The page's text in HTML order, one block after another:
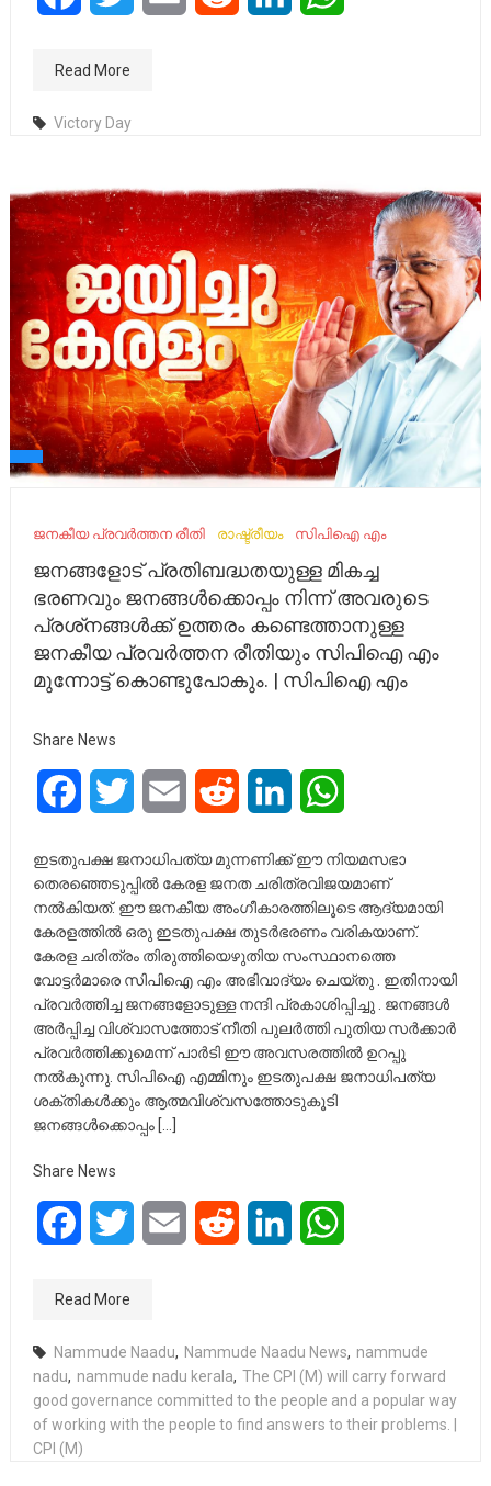
Read More
Victory Day
ജനകീയ പ്രവര്‍ത്തന രീതി രാഷ്ട്രീയം സിപിഐ എം
ജനങ്ങളോട്‌ പ്രതിബദ്ധതയുള്ള മികച്ച
ഭരണവും ജനങ്ങള്‍ക്കൊപ്പം നിന്ന്‌ അവരുടെ
പ്രശ്‌നങ്ങള്‍ക്ക്‌ ഉത്തരം കണ്ടെത്താനുള്ള
ജനകീയ പ്രവര്‍ത്തന രീതിയും സിപിഐ എം
മുന്നോട്ട്‌ കൊണ്ടുപോകും. | സിപിഐ എം
Share News
FacebookTwitter Email Reddit LinkedIn
ഇടതുപക്ഷ ജനാധിപത്യ മുന്നണിക്ക്‌ ഈ നിയമസഭാ
തെരഞ്ഞെടുപ്പില്‍ കേരള ജനത ചരിത്രവിജയമാണ്‌
നല്‍കിയത്‌. ഈ ജനകീയ അംഗീകാരത്തിലൂടെ ആദ്യമായി
കേരളത്തില്‍ ഒരു ഇടതുപക്ഷ തുടര്‍ഭരണം വരികയാണ്‌.
കേരള ചരിത്രം തിരുത്തിയെഴുതിയ സംസ്ഥാനത്തെ
വോട്ടര്‍മാരെ സിപിഐ എം അഭിവാദ്യം ചെയ്‌തു . ഇതിനായി
പ്രവര്‍ത്തിച്ച ജനങ്ങളോടുള്ള നന്ദി പ്രകാശിപ്പിച്ചു . ജനങ്ങള്‍
അര്‍പ്പിച്ച വിശ്വാസത്തോട്‌ നീതി പുലര്‍ത്തി പുതിയ സര്‍ക്കാര്‍
പ്രവര്‍ത്തിക്കുമെന്ന്‌ പാര്‍ടി ഈ അവസരത്തില്‍ ഉറപ്പു
നല്‍കുന്നു. സിപിഐ എമ്മിനും ഇടതുപക്ഷ ജനാധിപത്യ
ശക്തികള്‍ക്കും ആത്മവിശ്വസത്തോടുകൂടി
ജനങ്ങള്‍ക്കൊപ്പം […]
Share News
FacebookTwitter Email Reddit LinkedIn
Read More
Nammude Naadu, Nammude Naadu News, nammude
nadu, nammude nadu kerala, The CPI (M) will carry forward
good governance committed to the people and a popular way
of working with the people to find answers to their problems. |
CPI (M)